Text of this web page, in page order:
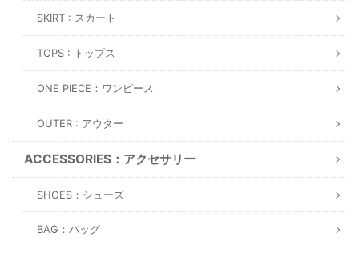
SKIRT : スカート
TOPS : トップス
ONE PIECE：ワンピース
OUTER : アウター
ACCESSORIES：アクセサリー
SHOES：シューズ
BAG：バッグ